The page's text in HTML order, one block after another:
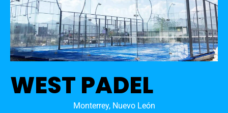
WEST PADEL
Monterrey, Nuevo León